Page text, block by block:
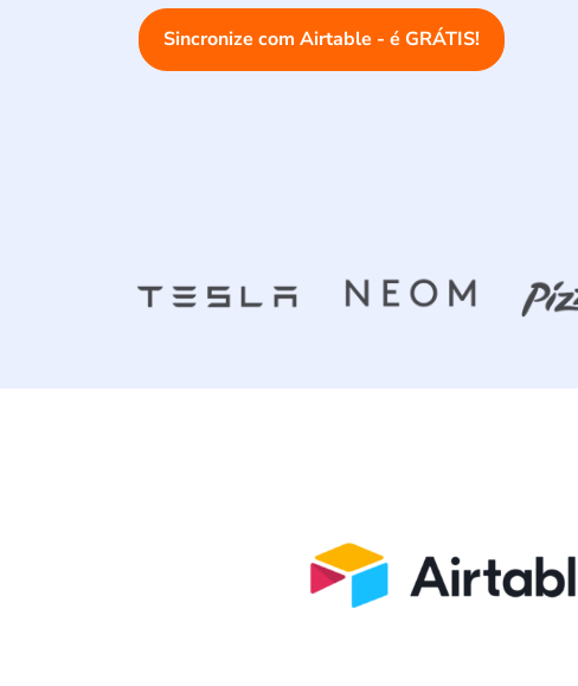
Sincronize com Airtable - é GRÁTIS!